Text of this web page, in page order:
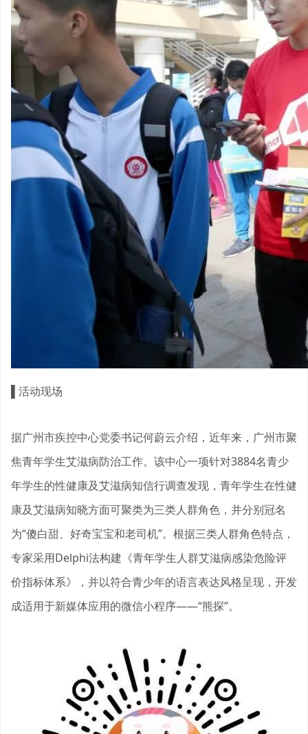
活动现场
据广州市疾控中心党委书记何蔚云介绍，近年来，广州市聚
焦青年学生艾滋病防治工作。该中心一项针对3884名青少
年学生的性健康及艾滋病知信行调查发现，青年学生在性健
康及艾滋病知晓方面可聚类为三类人群角色，并分别冠名
为“傻白甜、好奇宝宝和老司机”。根据三类人群角色特点，
专家采用Delphi法构建《青年学生人群艾滋病感染危险评
价指标体系》，并以符合青少年的语言表达风格呈现，开发
成适用于新媒体应用的微信小程序——“熊探”。